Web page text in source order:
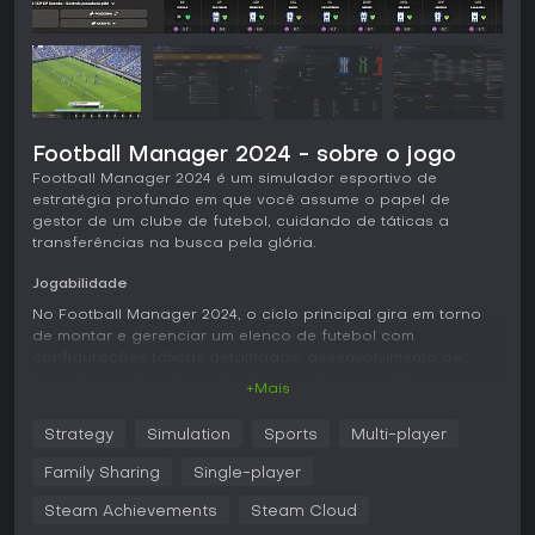
Football Manager 2024 - sobre o jogo
Football Manager 2024 é um simulador esportivo de
estratégia profundo em que você assume o papel de
gestor de um clube de futebol, cuidando de táticas a
transferências na busca pela glória.
Jogabilidade
No Football Manager 2024, o ciclo principal gira em torno
de montar e gerenciar um elenco de futebol com
traz mais fluidez aos movimentos em campo. O motor de
partidas oferece física realista da bola e animações de
suas estratégias se desenrolarem. As sessões de treino
+Mais
Strategy Simulation Sports Multi-player
Family Sharing Single-player
Steam Achievements Steam Cloud